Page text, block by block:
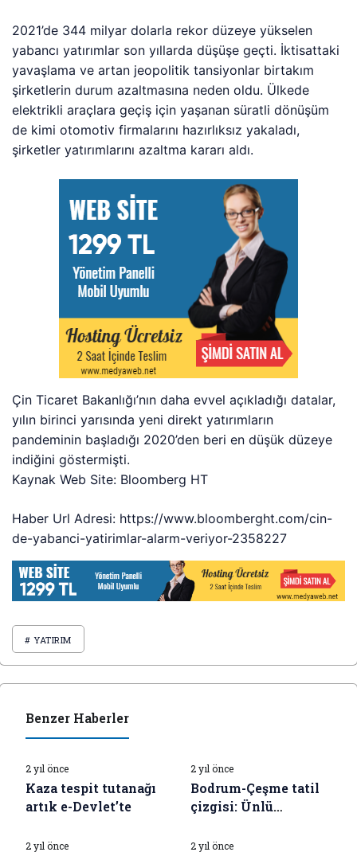
2021’de 344 milyar dolarla rekor düzeye yükselen
yabancı yatırımlar son yıllarda düşüşe geçti. İktisattaki
yavaşlama ve artan jeopolitik tansiyonlar birtakım
şirketlerin durum azaltmasına neden oldu. Ülkede
elektrikli araçlara geçiş için yaşanan süratli dönüşüm
de kimi otomotiv firmalarını hazırlıksız yakaladı,
şirketler yatırımlarını azaltma kararı aldı.
Çin Ticaret Bakanlığı’nın daha evvel açıkladığı datalar,
yılın birinci yarısında yeni direkt yatırımların
pandeminin başladığı 2020’den beri en düşük düzeye
indiğini göstermişti.
Kaynak Web Site: Bloomberg HT
Haber Url Adresi: https://www.bloomberght.com/cin-
de-yabanci-yatirimlar-alarm-veriyor-2358227
# YATIRIM
Benzer Haberler
İŞ DÜNYASI HABERLERI
2 yıl önce
Kaza tespit tutanağı
artık e-Devlet’te
2 yıl önce
Bodrum-Çeşme tatil
çizgisi: Ünlü
2 yıl önce
İŞ DÜNYASI HABERLERI
2 yıl önce